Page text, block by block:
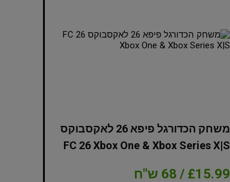
משחק הכדורגל פיפא 26 לאקסבוקס
FC 26 Xbox One & Xbox Series X|S
£15.99 / 68 ש"ח